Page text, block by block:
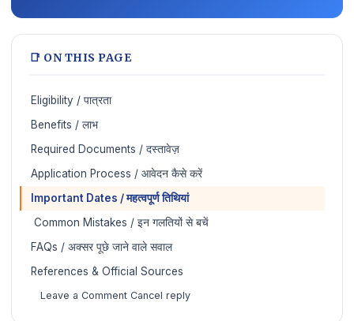
📑 ON THIS PAGE
Eligibility / पात्रता
Benefits / लाभ
Required Documents / दस्तावेज़
Application Process / आवेदन कैसे करें
Important Dates / महत्वपूर्ण तिथियां
️ Common Mistakes / इन गलतियों से बचें
FAQs / अक्सर पूछे जाने वाले सवाल
References & Official Sources
Leave a Comment Cancel reply